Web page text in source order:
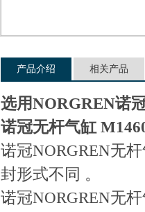
产品介绍 相关产品
选用NORGREN诺
诺冠无杆气缸
诺冠NORGREN无杆
封形式不同 。
诺冠NORGREN无